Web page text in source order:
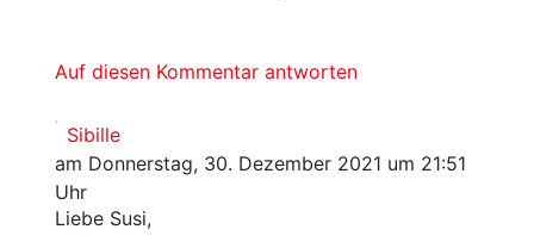
Auf diesen Kommentar antworten
Sibille
am Donnerstag, 30. Dezember 2021 um 21:51
Uhr
Liebe Susi,